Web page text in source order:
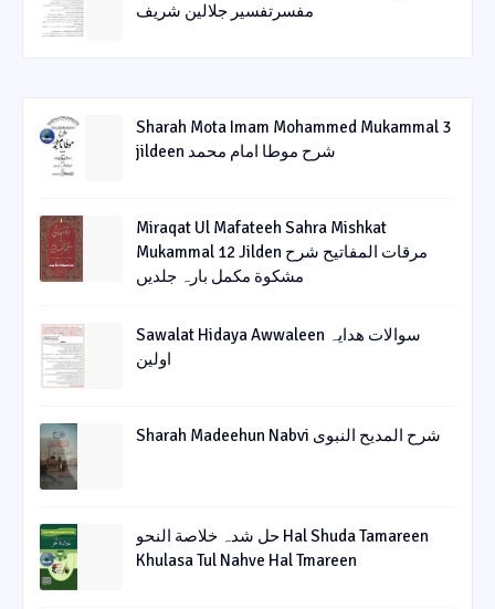
مفسرتفسیر جلالین شریف
Sharah Mota Imam Mohammed Mukammal 3
jildeen شرح موطا امام محمد
Miraqat Ul Mafateeh Sahra Mishkat
Mukammal 12 Jilden مرقات المفاتیح شرح
مشکوة مکمل بارہ جلدیں
Sawalat Hidaya Awwaleen سوالات ھدایہ
اولین
Sharah Madeehun Nabvi شرح المدیح النبوی
حل شدہ خلاصة النحو Hal Shuda Tamareen
Khulasa Tul Nahve Hal Tmareen